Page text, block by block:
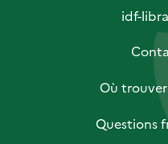
idf-
Où
Questions